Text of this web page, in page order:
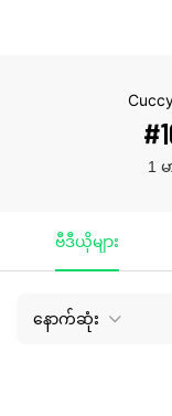
1
ဗီဒီယိုများ
နောက်ဆုံး